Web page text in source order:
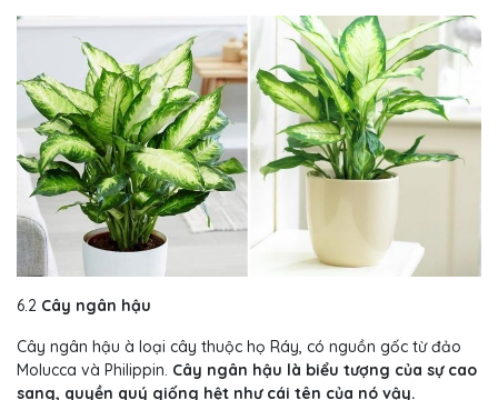
6.2 Cây ngân hậu
Cây ngân hậu à loại cây thuộc họ Ráy, có nguồn gốc từ đảo
Molucca và Philippin. Cây ngân hậu là biểu tượng của sự cao
sang, quyền quý giống hệt như cái tên của nó vậy.